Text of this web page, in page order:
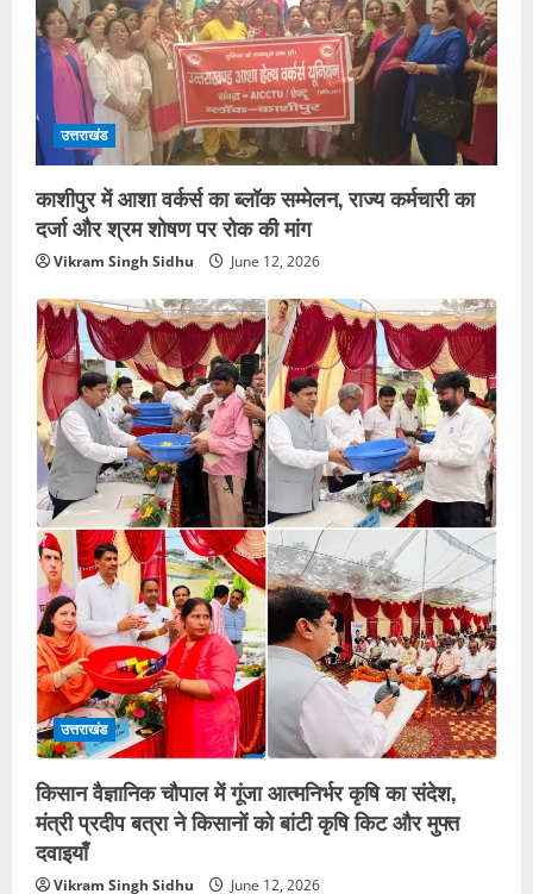
उत्तराखंड
काशीपुर में आशा वर्कर्स का ब्लॉक सम्मेलन, राज्य कर्मचारी का
दर्जा और श्रम शोषण पर रोक की मांग
Vikram Singh Sidhu June 12, 2026
उत्तराखंड
किसान वैज्ञानिक चौपाल में गूंजा आत्मनिर्भर कृषि का संदेश,
मंत्री प्रदीप बत्रा ने किसानों को बांटी कृषि किट और मुफ्त
दवाइयाँ
Vikram Singh Sidhu June 12, 2026